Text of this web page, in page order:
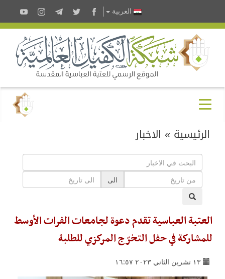
العربية
الرئيسية » الاخبار
الى
العتبة العباسية تقدم دعوة لجامعات الفرات الأوسط
للمشاركة في حفل التخرّج المركزي للطلبة
١٣ تشرين الثاني ٢٠٢٣ ١٦:٥٧